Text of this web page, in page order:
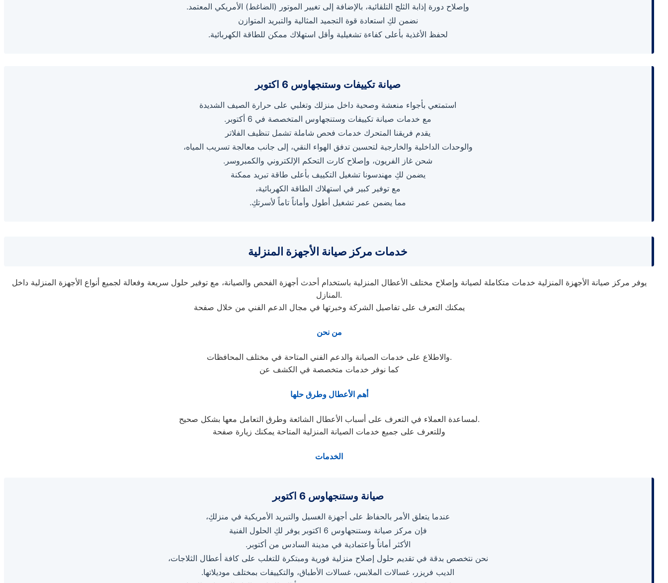
وإصلاح دورة إذابة الثلج التلقائية، بالإضافة إلى تغيير الموتور (الضاغط) الأمريكي المعتمد.
نضمن لكِ استعادة قوة التجميد المثالية والتبريد المتوازن
لحفظ الأغذية بأعلى كفاءة تشغيلية وأقل استهلاك ممكن للطاقة الكهربائية.
صيانة تكييفات وستنجهاوس 6 اكتوبر
استمتعي بأجواء منعشة وصحية داخل منزلك وتغلبي على حرارة الصيف الشديدة
مع خدمات صيانة تكييفات وستنجهاوس المتخصصة في 6 أكتوبر.
يقدم فريقنا المتحرك خدمات فحص شاملة تشمل تنظيف الفلاتر
والوحدات الداخلية والخارجية لتحسين تدفق الهواء النقي، إلى جانب معالجة تسريب المياه،
شحن غاز الفريون، وإصلاح كارت التحكم الإلكتروني والكمبروسر.
يضمن لكِ مهندسونا تشغيل التكييف بأعلى طاقة تبريد ممكنة
مع توفير كبير في استهلاك الطاقة الكهربائية،
مما يضمن عمر تشغيل أطول وأماناً تاماً لأسرتكِ.
خدمات مركز صيانة الأجهزة المنزلية
يوفر مركز صيانة الأجهزة المنزلية خدمات متكاملة لصيانة وإصلاح مختلف الأعطال المنزلية باستخدام أحدث أجهزة الفحص والصيانة، مع توفير حلول سريعة وفعالة لجميع أنواع الأجهزة المنزلية داخل
المنازل.
يمكنك التعرف على تفاصيل الشركة وخبرتها في مجال الدعم الفني من خلال صفحة
من نحن
والاطلاع على خدمات الصيانة والدعم الفني المتاحة في مختلف المحافظات.
كما نوفر خدمات متخصصة في الكشف عن
أهم الأعطال وطرق حلها
لمساعدة العملاء في التعرف على أسباب الأعطال الشائعة وطرق التعامل معها بشكل صحيح.
وللتعرف على جميع خدمات الصيانة المنزلية المتاحة يمكنك زيارة صفحة
الخدمات
صيانة وستنجهاوس 6 اكتوبر
عندما يتعلق الأمر بالحفاظ على أجهزة الغسيل والتبريد الأمريكية في منزلكِ،
فإن مركز صيانة وستنجهاوس 6 اكتوبر يوفر لكِ الحلول الفنية
الأكثر أماناً واعتمادية في مدينة السادس من أكتوبر.
نحن نتخصص بدقة في تقديم حلول إصلاح منزلية فورية ومبتكرة للتغلب على كافة أعطال الثلاجات،
الديب فريزر، غسالات الملابس، غسالات الأطباق، والتكييفات بمختلف موديلاتها.